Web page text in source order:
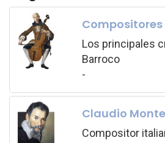
Compositores
Los principales
Barroco
-
Claudio
Compositor